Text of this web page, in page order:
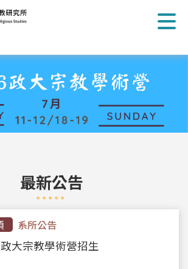
最新公告
系所公告
大宗教學術營招生